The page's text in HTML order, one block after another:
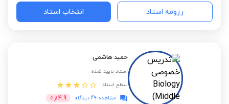
رزومه استاد انتخاب استاد
حمید هاشمی
استاد تایید شده
سطح استاد:
مشاهده 49 دیدگاه
4.9 از 5